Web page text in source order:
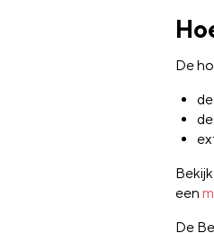
De
een
De